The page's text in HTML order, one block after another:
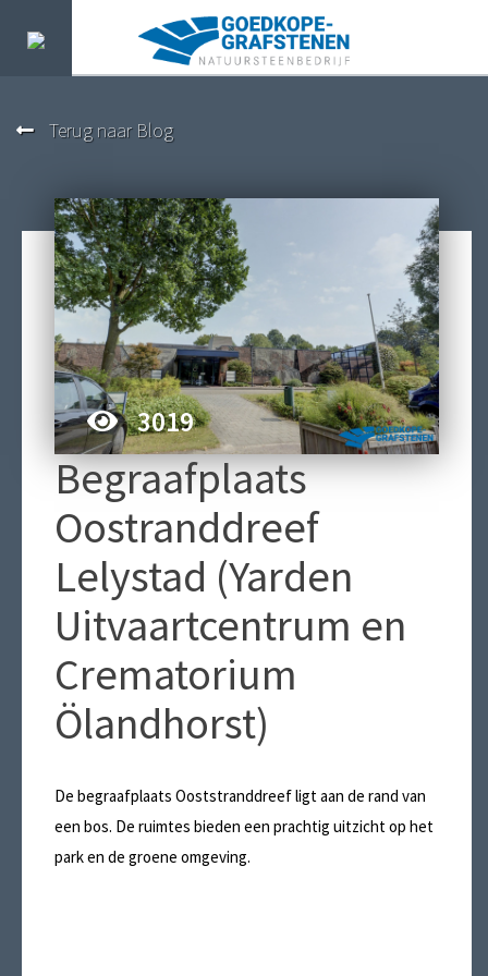
Terug naar Blog
3019
Begraafplaats
Oostranddreef
Lelystad (Yarden
Uitvaartcentrum en
Crematorium
Ölandhorst)
De begraafplaats Ooststranddreef ligt aan de rand van
een bos. De ruimtes bieden een prachtig uitzicht op het
park en de groene omgeving.